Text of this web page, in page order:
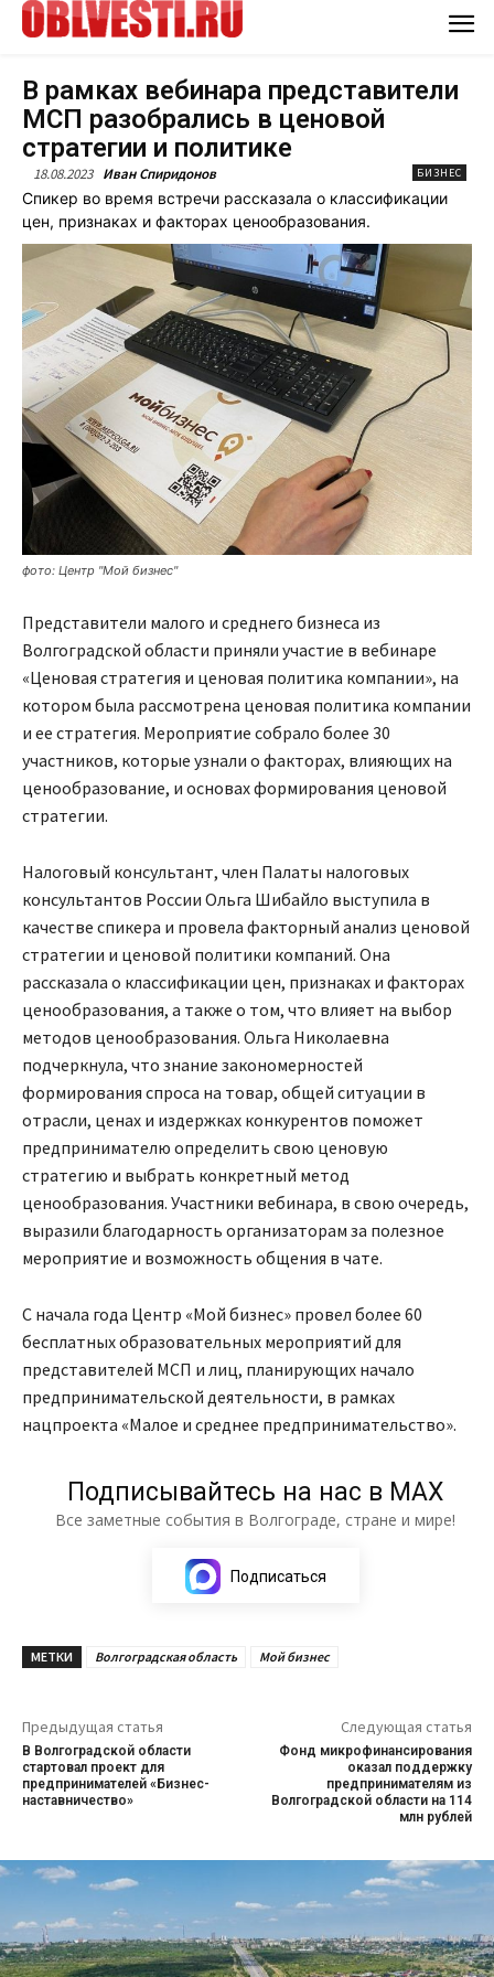
В рамках вебинара представители
МСП разобрались в ценовой
стратегии и политике
18.08.2023 Иван Спиридонов БИЗНЕС
Спикер во время встречи рассказала о классификации
цен, признаках и факторах ценообразования.
фото: Центр "Мой бизнес"
Представители малого и среднего бизнеса из
Волгоградской области приняли участие в вебинаре
«Ценовая стратегия и ценовая политика компании», на
котором была рассмотрена ценовая политика компании
и ее стратегия. Мероприятие собрало более 30
участников, которые узнали о факторах, влияющих на
ценообразование, и основах формирования ценовой
стратегии.
Налоговый консультант, член Палаты налоговых
консультантов России Ольга Шибайло выступила в
качестве спикера и провела факторный анализ ценовой
стратегии и ценовой политики компаний. Она
рассказала о классификации цен, признаках и факторах
ценообразования, а также о том, что влияет на выбор
методов ценообразования. Ольга Николаевна
подчеркнула, что знание закономерностей
формирования спроса на товар, общей ситуации в
отрасли, ценах и издержках конкурентов поможет
предпринимателю определить свою ценовую
стратегию и выбрать конкретный метод
ценообразования. Участники вебинара, в свою очередь,
выразили благодарность организаторам за полезное
мероприятие и возможность общения в чате.
С начала года Центр «Мой бизнес» провел более 60
бесплатных образовательных мероприятий для
представителей МСП и лиц, планирующих начало
предпринимательской деятельности, в рамках
нацпроекта «Малое и среднее предпринимательство».
Подписывайтесь на нас в МАХ
Все заметные события в Волгограде, стране и мире!
Подписаться
МЕТКИ Волгоградская область Мой бизнес
Предыдущая статья
В Волгоградской области
стартовал проект для
предпринимателей «Бизнес-
наставничество»
Следующая статья
Фонд микрофинансирования
оказал поддержку
предпринимателям из
Волгоградской области на 114
млн рублей